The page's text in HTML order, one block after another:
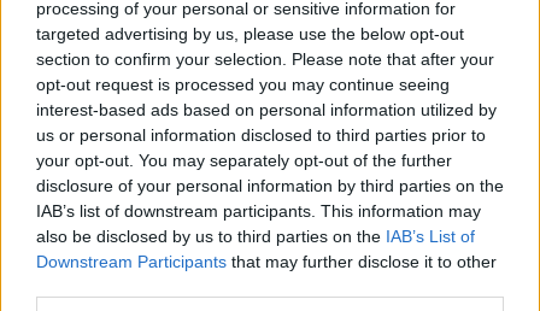
processing of your personal or sensitive information for
targeted advertising by us, please use the below opt-out
section to confirm your selection. Please note that after your
opt-out request is processed you may continue seeing
interest-based ads based on personal information utilized by
us or personal information disclosed to third parties prior to
your opt-out. You may separately opt-out of the further
disclosure of your personal information by third parties on the
IAB’s list of downstream participants. This information may
also be disclosed by us to third parties on the IAB’s List of
Downstream Participants that may further disclose it to other
Serbisë ndaj Kosovës